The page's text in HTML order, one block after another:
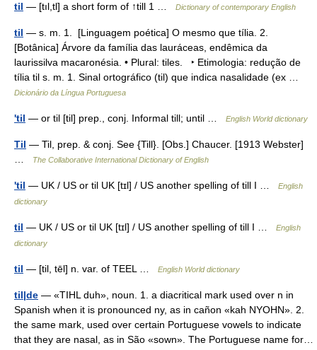
til — [tıl,tl] a short form of ↑till 1 … Dictionary of contemporary English
til — s. m. 1. [Linguagem poética] O mesmo que tília. 2.
[Botânica] Árvore da família das lauráceas, endêmica da
laurissilva macaronésia. • Plural: tiles. ‣ Etimologia: redução de
tília til s. m. 1. Sinal ortográfico (til) que indica nasalidade (ex …
Dicionário da Língua Portuguesa
'til — or til [til] prep., conj. Informal till; until … English World dictionary
Til — Til, prep. & conj. See {Till}. [Obs.] Chaucer. [1913 Webster]
The Collaborative International Dictionary of English
'til — UK / US or til UK [tɪl] / US another spelling of till I …
English
dictionary
til — UK / US or til UK [tɪl] / US another spelling of till I …
English
dictionary
til — [til, tēl] n. var. of TEEL … English World dictionary
til|de — «TIHL duh», noun. 1. a diacritical mark used over n in
Spanish when it is pronounced ny, as in cañon «kah NYOHN». 2.
the same mark, used over certain Portuguese vowels to indicate
that they are nasal, as in São «sown». The Portuguese name for…